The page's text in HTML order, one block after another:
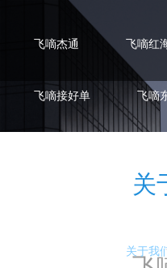
飞嘀杰通 飞嘀红
飞嘀接好单 飞嘀
网约车
关于我
让
关